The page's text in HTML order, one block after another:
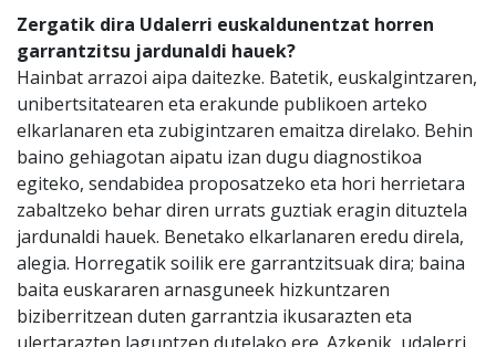
Zergatik dira Udalerri euskaldunentzat horren
garrantzitsu jardunaldi hauek?
Hainbat arrazoi aipa daitezke. Batetik, euskalgintzaren,
unibertsitatearen eta erakunde publikoen arteko
elkarlanaren eta zubigintzaren emaitza direlako. Behin
baino gehiagotan aipatu izan dugu diagnostikoa
egiteko, sendabidea proposatzeko eta hori herrietara
zabaltzeko behar diren urrats guztiak eragin dituztela
jardunaldi hauek. Benetako elkarlanaren eredu direla,
alegia. Horregatik soilik ere garrantzitsuak dira; baina
baita euskararen arnasguneek hizkuntzaren
biziberritzean duten garrantzia ikusarazten eta